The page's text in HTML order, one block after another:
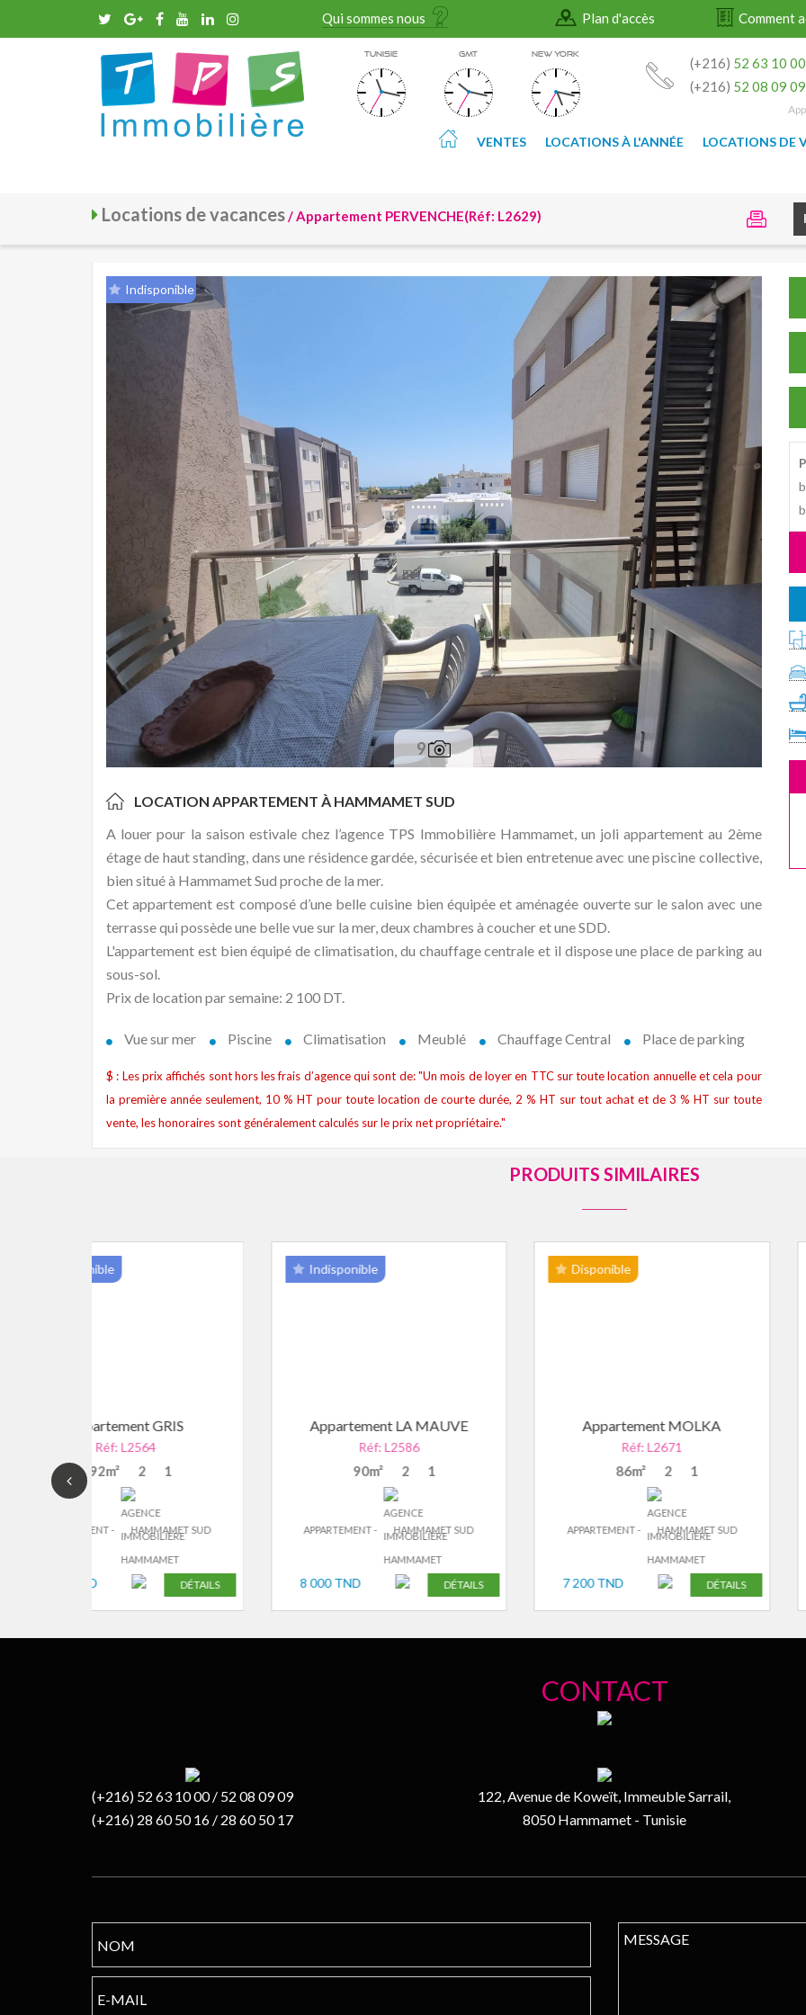
Qui sommes nous Plan d'accès Comment
Tunisie GMT NEW YORK
(+216) 52 63 10 00
(+216) 52 08 09 09
VENTES LOCATIONS À L'ANNÉE LOCATIONS DE
Locations de vacances/ Appartement PERVENCHE(Réf: L2629)
Indisponible
9
LOCATION APPARTEMENT À HAMMAMET SUD
A louer pour la saison estivale chez l’agence TPS Immobilière Hammamet, un joli appartement au 2ème
étage de haut standing, dans une résidence gardée, sécurisée et bien entretenue avec une piscine collective,
bien situé à Hammamet Sud proche de la mer.
Cet appartement est composé d’une belle cuisine bien équipée et aménagée ouverte sur le salon avec une
terrasse qui possède une belle vue sur la mer, deux chambres à coucher et une SDD.
L'appartement est bien équipé de climatisation, du chauffage centrale et il dispose une place de parking au
sous-sol.
Prix de location par semaine: 2 100 DT.
Vue sur mer Piscine Climatisation Meublé Chauffage Central Place de parking
$ : Les prix affichés sont hors les frais d’agence qui sont de: "Un mois de loyer en TTC sur toute location annuelle et cela pour
la première année seulement, 10 % HT pour toute location de courte durée, 2 % HT sur tout achat et de 3 % HT sur toute
vente, les honoraires sont généralement calculés sur le prix net propriétaire."
PRODUITS SIMILAIRES
Appartement LA MAUVE
APPARTEMENT -
8 000 TND DÉTAILS
Appartement MOLKA
APPARTEMENT -
7 200 TND DÉTAILS
Appartement yahya
APPARTEMENT -
9 600 TND
CONTACT
(+216) 52 63 10 00 / 52 08 09 09
(+216) 28 60 50 16 / 28 60 50 17
122, Avenue de Koweït, Immeuble Sarrail,
8050 Hammamet - Tunisie